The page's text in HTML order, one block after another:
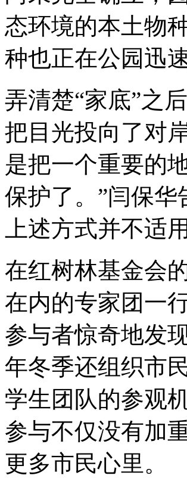
态环境的本土物
种也正在公园迅
弄清楚“家底”之
把目光投向了对
是把一个重要的
保护了。”闫保
上述方式并不适
在红树林基金会
在内的专家团一
参与者惊奇地发
年冬季还组织市
学生团队的参观
参与不仅没有加
更多市民心里。